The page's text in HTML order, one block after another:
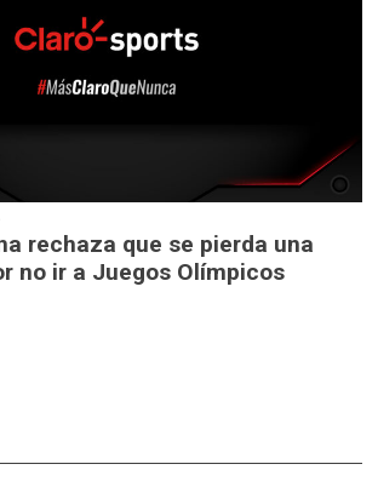
rechaza que se pierda una
no ir a Juegos Olímpicos